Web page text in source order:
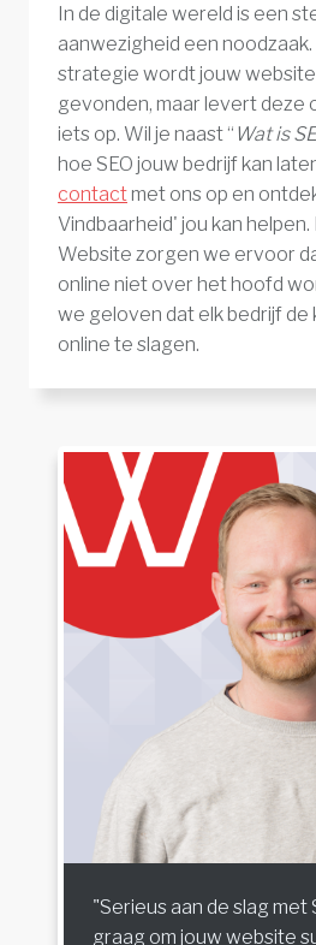
In de digitale wereld is een
aanwezigheid een
strategie wordt jouw
gevonden, maar levert deze
iets op. Wil je naast “ Wat is
hoe SEO jouw bedrijf kan
contact met ons op en
Vindbaarheid' jou kan
Website zorgen we ervoor
online niet over het hoofd
we geloven dat elk bedrijf de
online te slagen.
"Serieus aan de slag met
graag om jouw website